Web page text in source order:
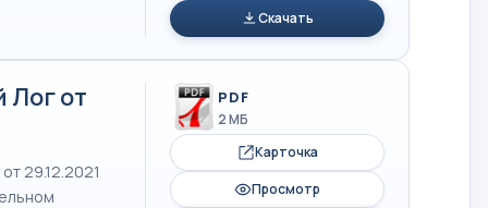
Скачать
Лог от
29.12.2021
PDF
2 МБ
Карточка
Просмотр